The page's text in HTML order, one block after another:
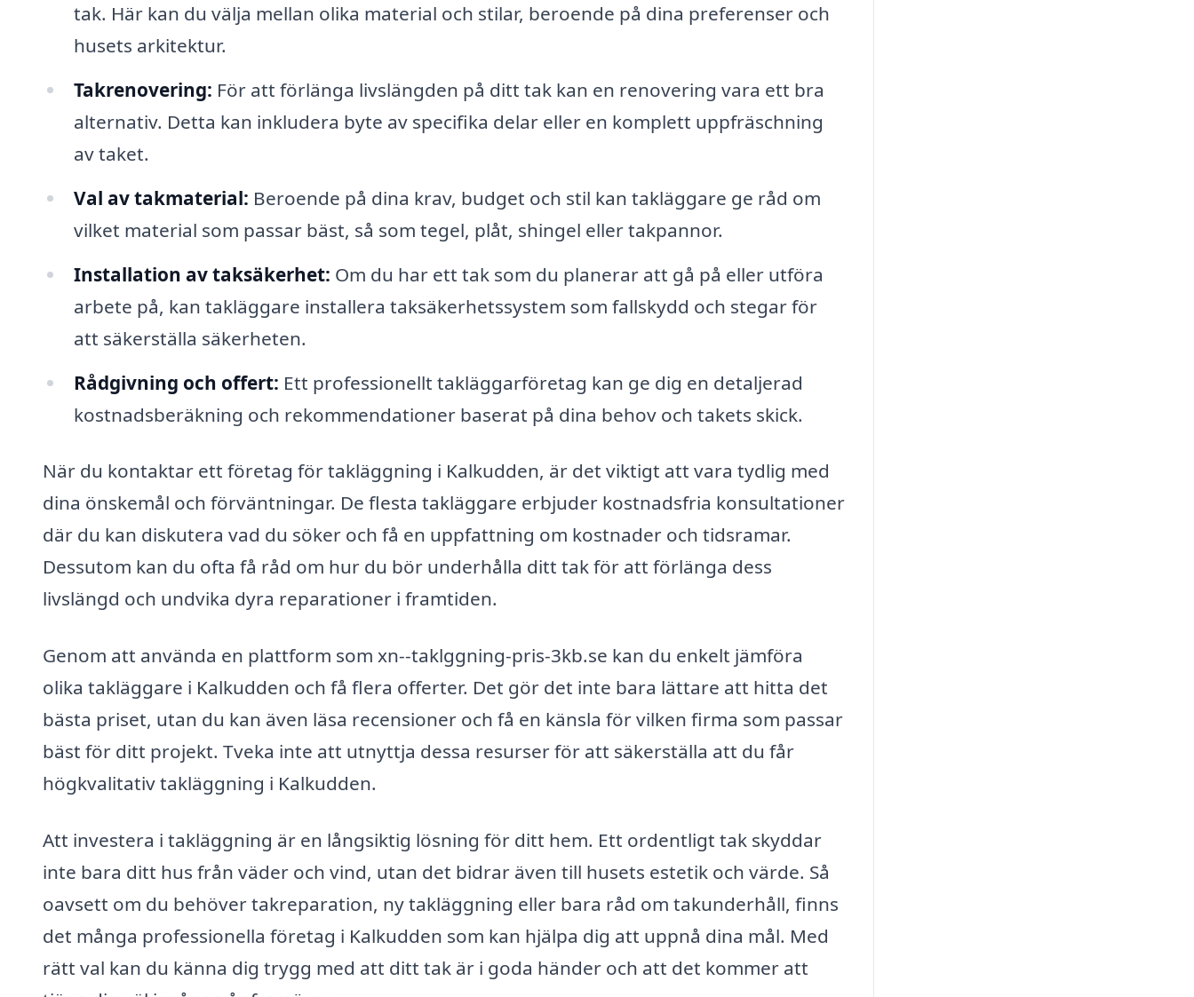
tak. Här kan du välja mellan olika material och stilar, beroende på dina preferenser och
husets arkitektur.
Takrenovering: För att förlänga livslängden på ditt tak kan en renovering vara ett bra
alternativ. Detta kan inkludera byte av specifika delar eller en komplett uppfräschning
av taket.
Val av takmaterial: Beroende på dina krav, budget och stil kan takläggare ge råd om
vilket material som passar bäst, så som tegel, plåt, shingel eller takpannor.
Installation av taksäkerhet: Om du har ett tak som du planerar att gå på eller utföra
arbete på, kan takläggare installera taksäkerhetssystem som fallskydd och stegar för
att säkerställa säkerheten.
Rådgivning och offert: Ett professionellt takläggarföretag kan ge dig en detaljerad
kostnadsberäkning och rekommendationer baserat på dina behov och takets skick.
När du kontaktar ett företag för takläggning i Kalkudden, är det viktigt att vara tydlig med
dina önskemål och förväntningar. De flesta takläggare erbjuder kostnadsfria konsultationer
där du kan diskutera vad du söker och få en uppfattning om kostnader och tidsramar.
Dessutom kan du ofta få råd om hur du bör underhålla ditt tak för att förlänga dess
livslängd och undvika dyra reparationer i framtiden.
Genom att använda en plattform som xn--taklggning-pris-3kb.se kan du enkelt jämföra
olika takläggare i Kalkudden och få flera offerter. Det gör det inte bara lättare att hitta det
bästa priset, utan du kan även läsa recensioner och få en känsla för vilken firma som passar
bäst för ditt projekt. Tveka inte att utnyttja dessa resurser för att säkerställa att du får
högkvalitativ takläggning i Kalkudden.
Att investera i takläggning är en långsiktig lösning för ditt hem. Ett ordentligt tak skyddar
inte bara ditt hus från väder och vind, utan det bidrar även till husets estetik och värde. Så
oavsett om du behöver takreparation, ny takläggning eller bara råd om takunderhåll, finns
det många professionella företag i Kalkudden som kan hjälpa dig att uppnå dina mål. Med
rätt val kan du känna dig trygg med att ditt tak är i goda händer och att det kommer att